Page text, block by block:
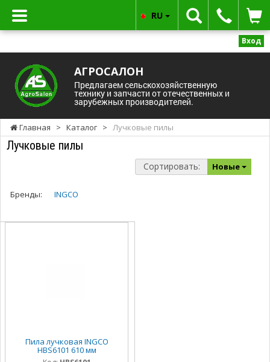
Вход
АГРОСАЛОН
Предлагаем сельскохозяйственную
технику и запчасти от отечественных и
зарубежных производителей.
RU
Главная > Каталог > Лучковые пилы
Лучковые пилы
Сортировать: Новые
Бренды: INGCO
Пила лучковая INGCO
HBS6101 610 мм